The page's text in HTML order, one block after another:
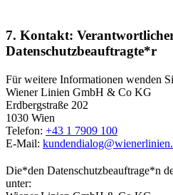
7. Kontakt:
Datenschutzbeauftragte*r
Für weitere Informationen wenden
Wiener Linien GmbH & Co KG
Erdbergstraße 202
1030 Wien
Telefon: +43 1 7909 100
E-Mail:
Die*den Datenschutzbeauftrage*n
unter: